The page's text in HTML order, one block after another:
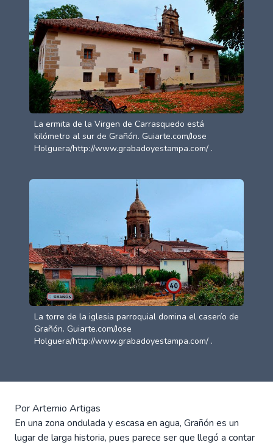
La ermita de la Virgen de Carrasquedo está
kilómetro al sur de Grañón. Guiarte.com/Jose
Holguera/http://www.grabadoyestampa.com/ .
La torre de la iglesia parroquial domina el caserío de
Grañón. Guiarte.com/Jose
Holguera/http://www.grabadoyestampa.com/ .
Por Artemio Artigas
En una zona ondulada y escasa en agua, Grañón es un
lugar de larga historia, pues parece ser que llegó a contar